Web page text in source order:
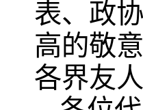
表、政
高的敬
各界友